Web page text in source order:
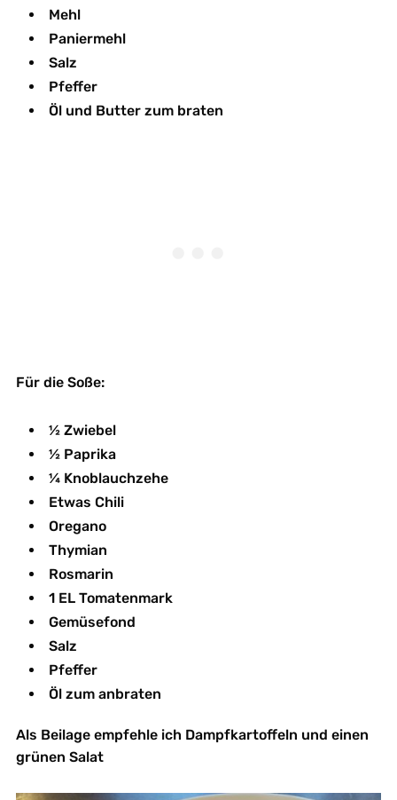
Mehl
Paniermehl
Salz
Pfeffer
Öl und Butter zum braten
Für die Soße:
½ Zwiebel
½ Paprika
¼ Knoblauchzehe
Etwas Chili
Oregano
Thymian
Rosmarin
1 EL Tomatenmark
Gemüsefond
Salz
Pfeffer
Öl zum anbraten
Als Beilage empfehle ich Dampfkartoffeln und einen
grünen Salat